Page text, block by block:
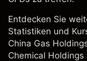
Entdecken Sie
Statistiken und
China Gas
Chemical Holdings